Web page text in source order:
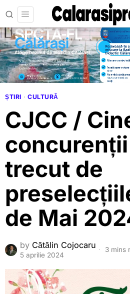
ȘTIRI · CULTURĂ
CJCC /
trecut de
de Mai
by Cătălin Cojocaru
5 aprilie 2024
3 mins